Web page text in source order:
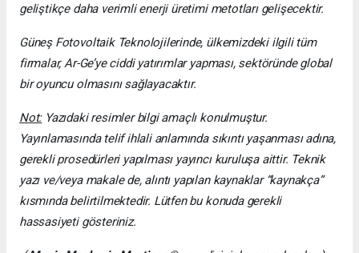
geliştikçe daha verimli enerji üretimi metotları gelişecektir.
Güneş Fotovoltaik Teknolojilerinde, ülkemizdeki ilgili tüm
firmalar, Ar-Ge’ye ciddi yatırımlar yapması, sektöründe global
bir oyuncu olmasını sağlayacaktır.
Not:Yazıdaki resimler bilgi amaçlı konulmuştur.
Yayınlamasında telif ihlali anlamında sıkıntı yaşanması adına,
gerekli prosedürleri yapılması yayıncı kuruluşa aittir. Teknik
yazı ve/veya makale de, alıntı yapılan kaynaklar “kaynakça”
kısmında belirtilmektedir. Lütfen bu konuda gerekli
hassasiyeti gösteriniz.